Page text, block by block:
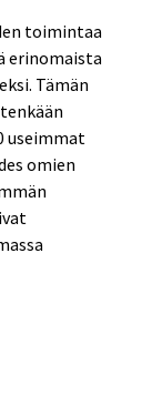
toimintaa
erinomaista
Tämän
useimmat
omien